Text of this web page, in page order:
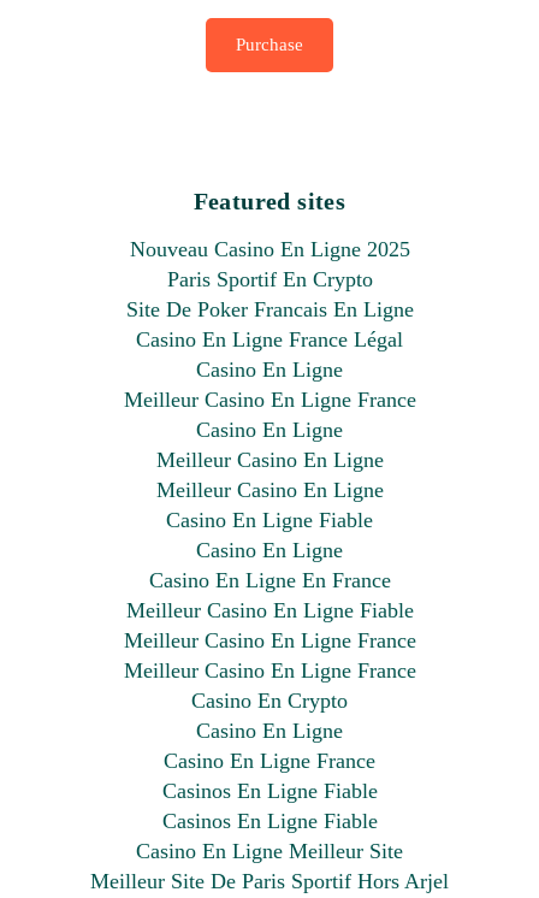
Purchase
Featured sites
Nouveau Casino En Ligne 2025
Paris Sportif En Crypto
Site De Poker Francais En Ligne
Casino En Ligne France Légal
Casino En Ligne
Meilleur Casino En Ligne France
Casino En Ligne
Meilleur Casino En Ligne
Meilleur Casino En Ligne
Casino En Ligne Fiable
Casino En Ligne
Casino En Ligne En France
Meilleur Casino En Ligne Fiable
Meilleur Casino En Ligne France
Meilleur Casino En Ligne France
Casino En Crypto
Casino En Ligne
Casino En Ligne France
Casinos En Ligne Fiable
Casinos En Ligne Fiable
Casino En Ligne Meilleur Site
Meilleur Site De Paris Sportif Hors Arjel